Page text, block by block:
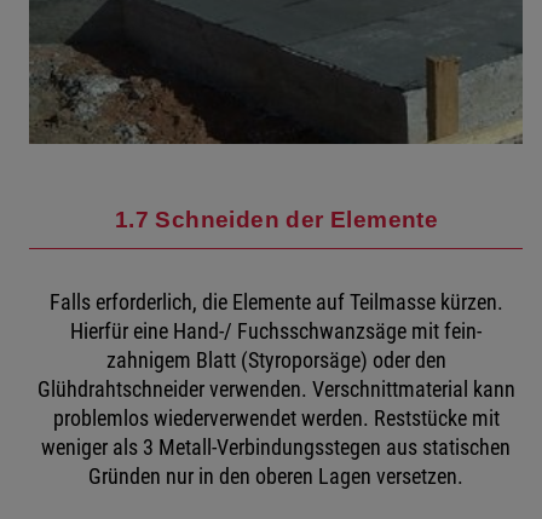
1.7 Schneiden der Elemente
Falls erforderlich, die Elemente auf Teilmasse kürzen.
Hierfür eine Hand-/ Fuchsschwanzsäge mit fein-
zahnigem Blatt (Styroporsäge) oder den
Glühdrahtschneider verwenden. Verschnittmaterial kann
problemlos wiederverwendet werden. Reststücke mit
weniger als 3 Metall-Verbindungsstegen aus statischen
Gründen nur in den oberen Lagen versetzen.